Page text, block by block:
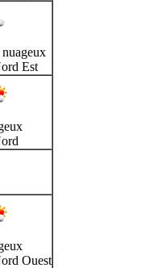
Est
Ouest